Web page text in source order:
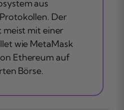
aus
Der
meist mit einer
wie MetaMask
Ethereum auf
Börse.